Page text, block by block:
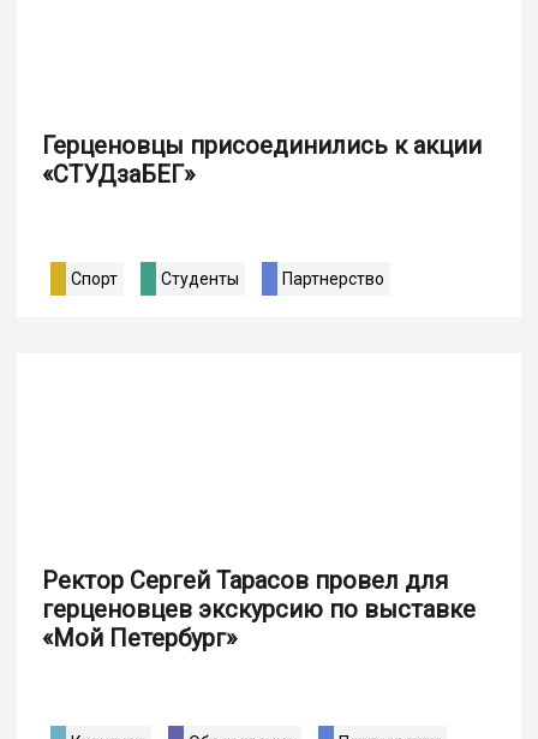
Герценовцы присоединились к акции
«СТУДзаБЕГ»
Спорт Студенты Партнерство
Ректор Сергей Тарасов провел для
герценовцев экскурсию по выставке
«Мой Петербург»